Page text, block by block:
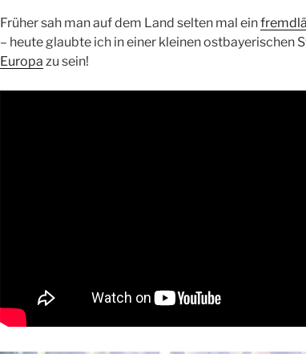
Früher sah man auf dem Land selten mal ein
– heute glaubte ich in einer kleinen ostbayerischen
Europa zu sein!